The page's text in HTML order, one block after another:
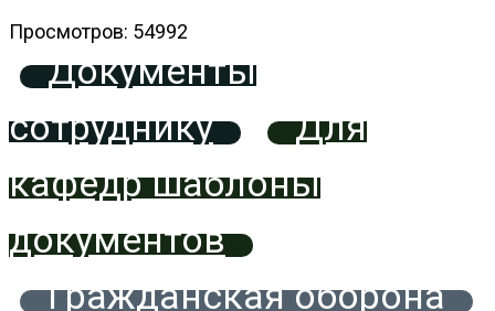
Просмотров: 54992
Документы
сотруднику
Для
кафедр шаблоны
документов
Гражданская оборона